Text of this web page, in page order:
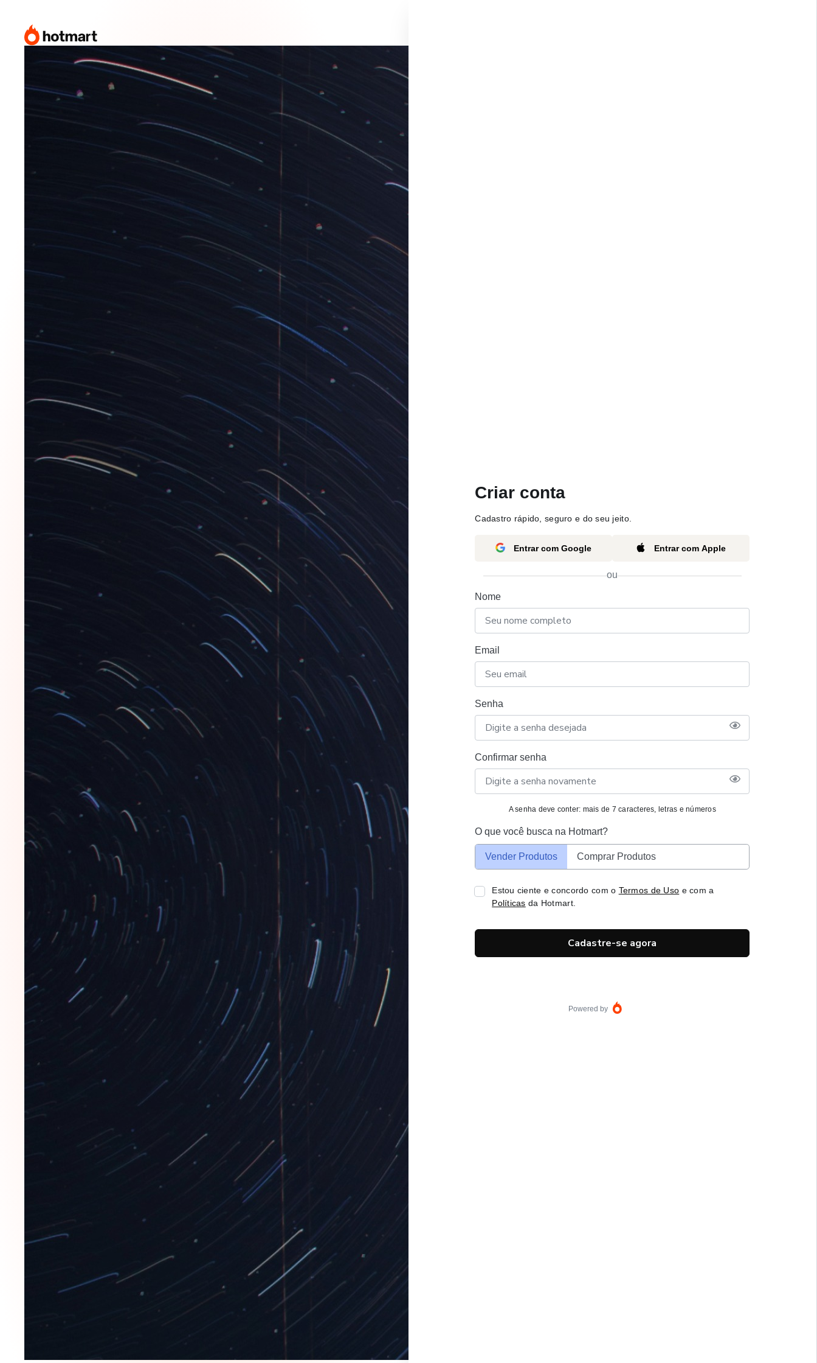
Criar conta
Cadastro rápido, seguro e do seu jeito.
Entrar com Google Entrar com Apple
ou
Nome
Email
Senha
Confirmar senha
A senha deve conter: mais de 7 caracteres, letras e números
O que você busca na Hotmart?
Vender Produtos Comprar Produtos
Estou ciente e concordo com o Termos de Uso e com a
Políticas da Hotmart.
Cadastre-se agora
Powered by